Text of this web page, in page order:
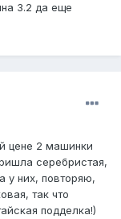
3.2 да еще
цене 2 машинки
серебристая,
у них, повторяю,
так что
подделка!)